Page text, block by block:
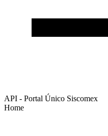
API - Portal Único Siscomex
Home